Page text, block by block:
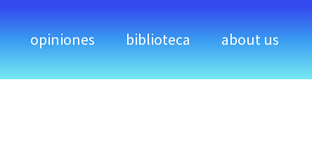
opiniones biblioteca about us